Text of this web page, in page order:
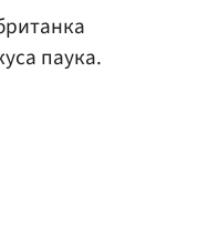
паука.